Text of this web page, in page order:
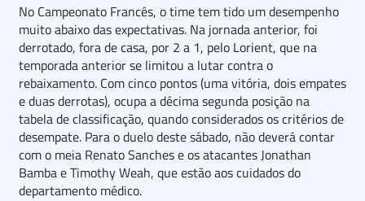
No Campeonato Francês, o time tem tido um desempenho
muito abaixo das expectativas. Na jornada anterior, foi
derrotado, fora de casa, por 2 a 1, pelo Lorient, que na
temporada anterior se limitou a lutar contra o
rebaixamento. Com cinco pontos (uma vitória, dois empates
e duas derrotas), ocupa a décima segunda posição na
tabela de classificação, quando considerados os critérios de
desempate. Para o duelo deste sábado, não deverá contar
com o meia Renato Sanches e os atacantes Jonathan
Bamba e Timothy Weah, que estão aos cuidados do
departamento médico.